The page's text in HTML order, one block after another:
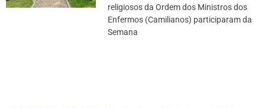
religiosos da Ordem dos Ministros dos
Enfermos (Camilianos) participaram da
Semana